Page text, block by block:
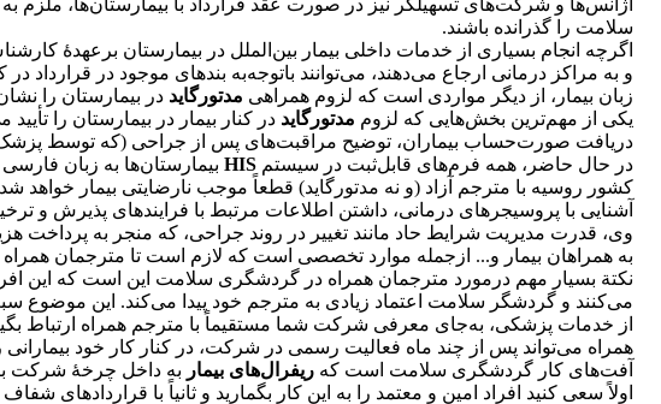
سلامت را گذرانده باشند.
اگرچه انجام بسیاری از خدمات داخلی بیمار بین‌الملل در بیمارستان برعهدۀ
و به مراکز درمانی ارجاع می‌دهند، می‌توانند باتوجه‌به بندهای موجود در قرارداد
زبان بیمار، از دیگر مواردی است که لزوم همراهی مدتورگاید در بیمارستان را
یکی از مهم‌ترین بخش‌هایی که لزوم مدتورگاید در کنار بیمار در بیمارستان را
دریافت صورت‌حساب بیماران، توضیح مراقبت‌های پس از جراحی (که توسط
در حال حاضر، همه فرم‌های قابل‌ثبت در سیستم HIS بیمارستان‌ها به زبان
کشور روسیه با مترجم آزاد (و نه مدتورگاید) قطعاً موجب نارضایتی بیمار خواهد
آشنایی با پروسیجرهای درمانی، داشتن اطلاعات مرتبط با فرایندهای پذیرش و
وی، قدرت مدیریت شرایط حاد مانند تغییر در روند جراحی، که منجر به پرداخت
به همراهان بیمار و... ازجمله موارد تخصصی است که لازم است تا مترجمان
نکتة بسیار مهم درمورد مترجمان همراه در گردشگری سلامت این است که این
می‌کنند و گردشگر سلامت اعتماد زیادی به مترجم خود پیدا می‌کند. این موضوع
از خدمات پزشکی، به‌جای معرفی شرکت شما مستقیماً با مترجم همراه ارتباط
همراه می‌تواند پس از چند ماه فعالیت رسمی در شرکت، در کنار کار خود
آفت‌های کار گردشگری سلامت است که ریفرال‌های بیمار به داخل چرخۀ شرکت
اولاً سعی کنید افراد امین و معتمد را به این کار بگمارید و ثانیاً با قراردادهای